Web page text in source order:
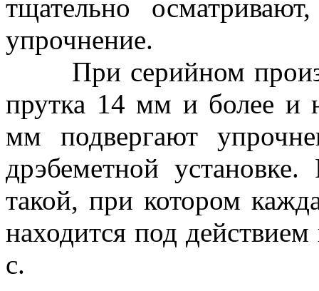
тщательно
упрочнение.
При серийном
прутка 14 мм и более и
мм подвергают
дрэбеметной
такой, при котором
находится под
с.